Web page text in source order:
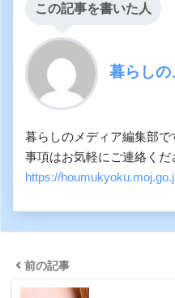
この記事を書いた人
暮らし
暮らしのメディア編集部
事項はお気軽にご連絡く
https://
前の記事